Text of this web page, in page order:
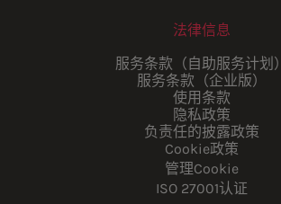
法律信息
服务条款（自助服务计划）
服务条款（企业版）
使用条款
隐私政策
负责任的披露政策
Cookie政策
管理Cookie
ISO 27001认证